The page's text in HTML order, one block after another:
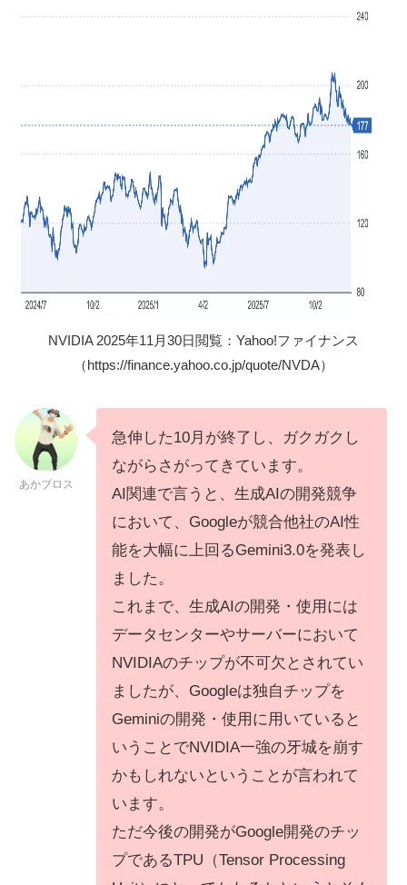
NVIDIA 2025年11月30日閲覧：Yahoo!ファイナンス
（https://finance.yahoo.co.jp/quote/NVDA）
あかブロス
急伸した10月が終了し、ガクガクし
ながらさがってきています。
AI関連で言うと、生成AIの開発競争
において、Googleが競合他社のAI性
能を大幅に上回るGemini3.0を発表し
ました。
これまで、生成AIの開発・使用には
データセンターやサーバーにおいて
NVIDIAのチップが不可欠とされてい
ましたが、Googleは独自チップを
Geminiの開発・使用に用いていると
いうことでNVIDIA一強の牙城を崩す
かもしれないということが言われて
います。
ただ今後の開発がGoogle開発のチッ
プであるTPU（Tensor Processing